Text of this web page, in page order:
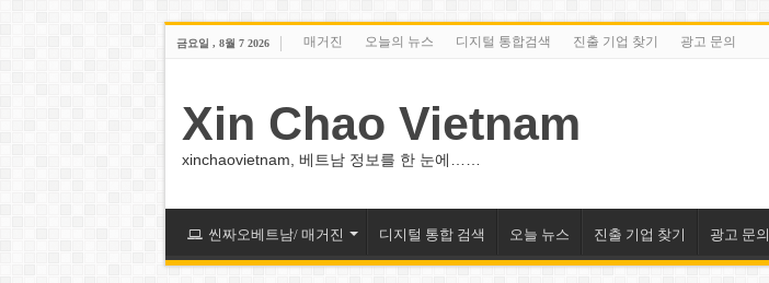
금요일 , 8월 7 2026 매거진 오늘의 뉴스 디지털 통합검색 진출 기업 찾기 광고 문의
Xin Chao Vietnam
xinchaovietnam, 베트남 정보를 한 눈에……
씬짜오베트남/ 매거진 디지털 통합 검색 오늘 뉴스 진출 기업 찾기 광고 문의